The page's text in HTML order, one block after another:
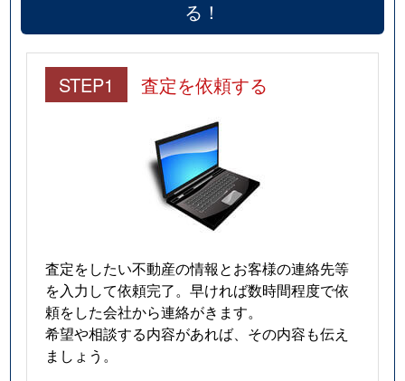
る！
STEP1 査定を依頼する
査定をしたい不動産の情報とお客様の連絡先等
を入力して依頼完了。早ければ数時間程度で依
頼をした会社から連絡がきます。
希望や相談する内容があれば、その内容も伝え
ましょう。